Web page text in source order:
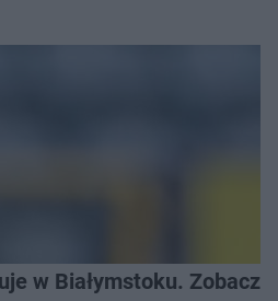
w Białymstoku. Zobacz